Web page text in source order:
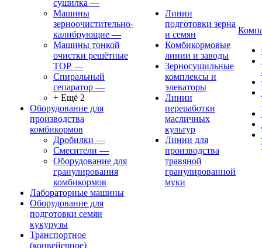
сушилка —
Машины
зерноочистительно-
калибрующие —
Машины тонкой
очистки решётные
ТОР —
Спиральный
сепаратор —
+ Ещё 2
Оборудование для
производства
комбикормов
Дробилки —
Смесители —
Оборудование для
гранулирования
комбикормов
Лабораторные машины
Оборудование для
подготовки семян
кукурузы
Транспортное
(конвейерное)
Линии
подготовки зерна
и семян
Комбикормовые
линии и заводы
Зерносушильные
комплексы и
элеваторы
Линии
переработки
масличных
культур
Линии для
производства
травяной
гранулированной
муки